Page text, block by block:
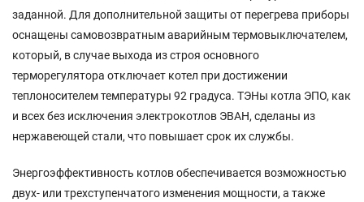
заданной. Для дополнительной защиты от перегрева приборы
оснащены самовозвратным аварийным термовыключателем,
который, в случае выхода из строя основного
терморегулятора отключает котел при достижении
теплоносителем температуры 92 градуса. ТЭНы котла ЭПО, как
и всех без исключения электрокотлов ЭВАН, сделаны из
нержавеющей стали, что повышает срок их службы.
Энергоэффективность котлов обеспечивается возможностью
двух- или трехступенчатого изменения мощности, а также